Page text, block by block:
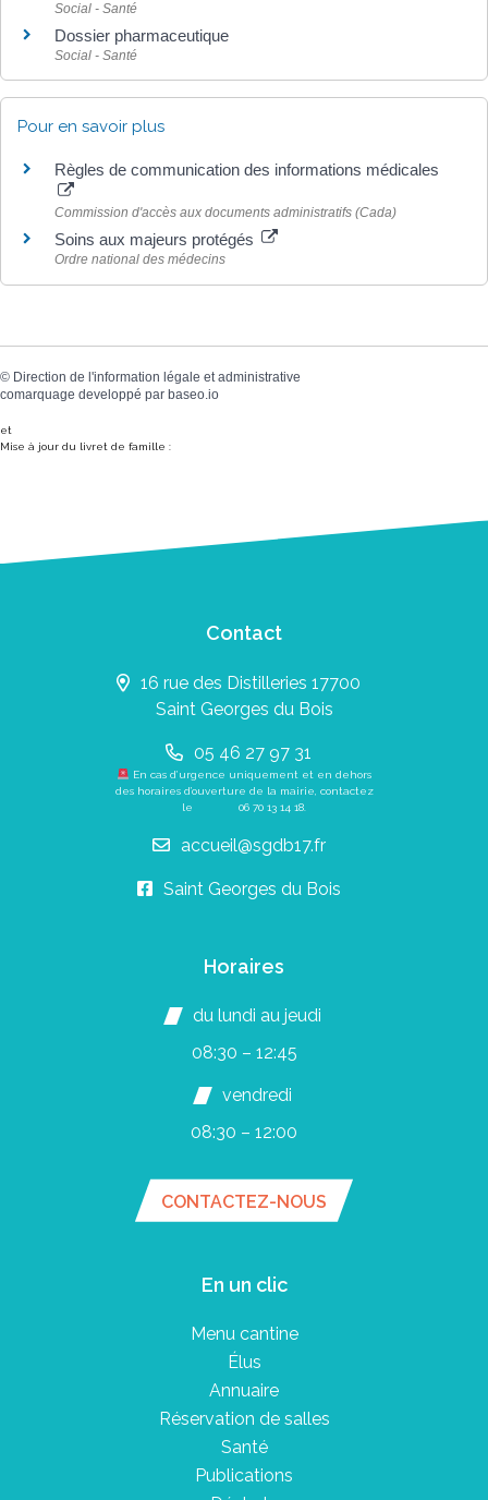
Social - Santé
Dossier pharmaceutique
Social - Santé
Pour en savoir plus
Règles de communication des informations médicales
Commission d'accès aux documents administratifs (Cada)
Soins aux majeurs protégés
Ordre national des médecins
© Direction de l'information légale et administrative
comarquage developpé par baseo.io
et
Mise à jour du livret de famille :
Contact
16 rue des Distilleries 17700
Saint Georges du Bois
05 46 27 97 31
En cas d’urgence uniquement et en dehors
des horaires d’ouverture de la mairie, contactez
le 06 70 13 14 18
accueil@sgdb17.fr
Saint Georges du Bois
Horaires
du lundi au jeudi
08:30 – 12:45
vendredi
08:30 – 12:00
CONTACTEZ-NOUS
En un clic
Menu cantine
Élus
Annuaire
Réservation de salles
Santé
Publications